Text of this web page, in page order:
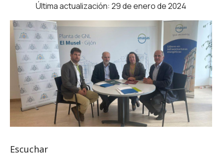
Última actualización: 29 de enero de 2024
Escuchar